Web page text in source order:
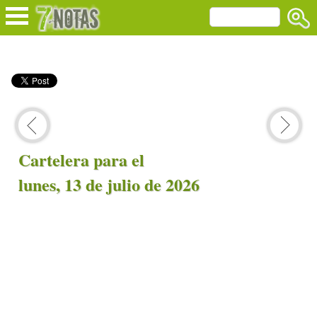
Cartelera para el
lunes, 13 de julio de 2026